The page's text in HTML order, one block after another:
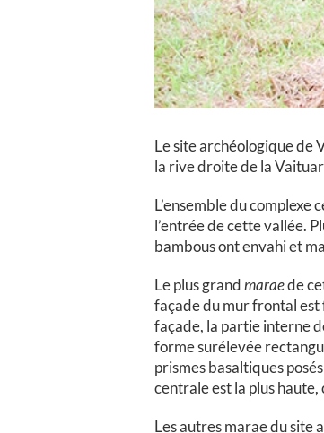
Le site archéologique de
la rive droite de la
L’ensemble du
l’entrée de cette vallée.
bambous ont envahi et
Le plus grandmaraede
façade du mur frontal est
façade, la partie interne
forme surélevée
prismes basaltiques
centrale est la plus
Les autres marae du site